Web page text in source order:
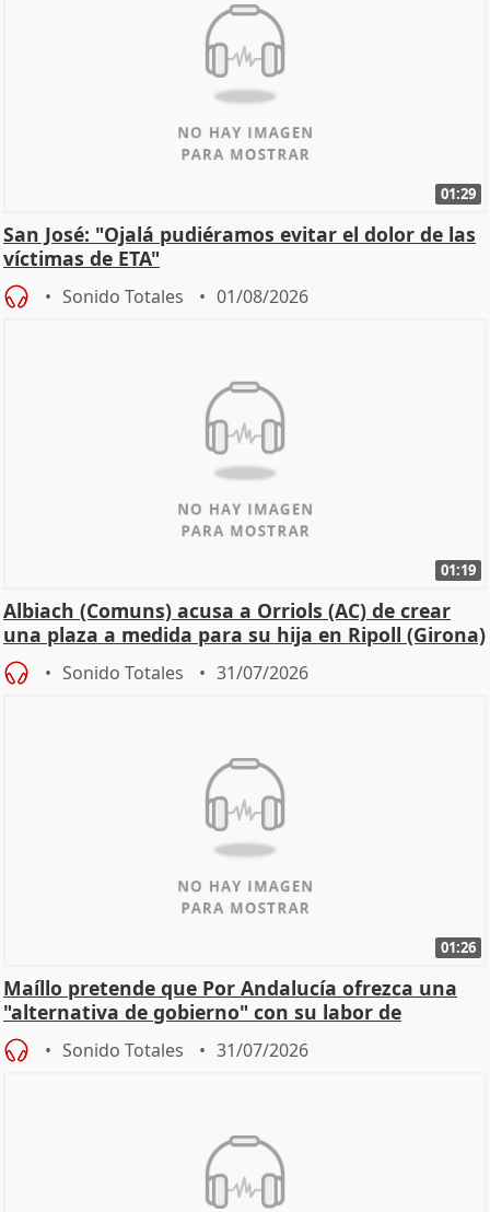
01:29
San José: "Ojalá pudiéramos evitar el dolor de las
víctimas de ETA"
Sonido Totales 01/08/2026
01:19
Albiach (Comuns) acusa a Orriols (AC) de crear
una plaza a medida para su hija en Ripoll (Girona)
Sonido Totales 31/07/2026
01:26
Maíllo pretende que Por Andalucía ofrezca una
"alternativa de gobierno" con su labor de
oposición
Sonido Totales 31/07/2026